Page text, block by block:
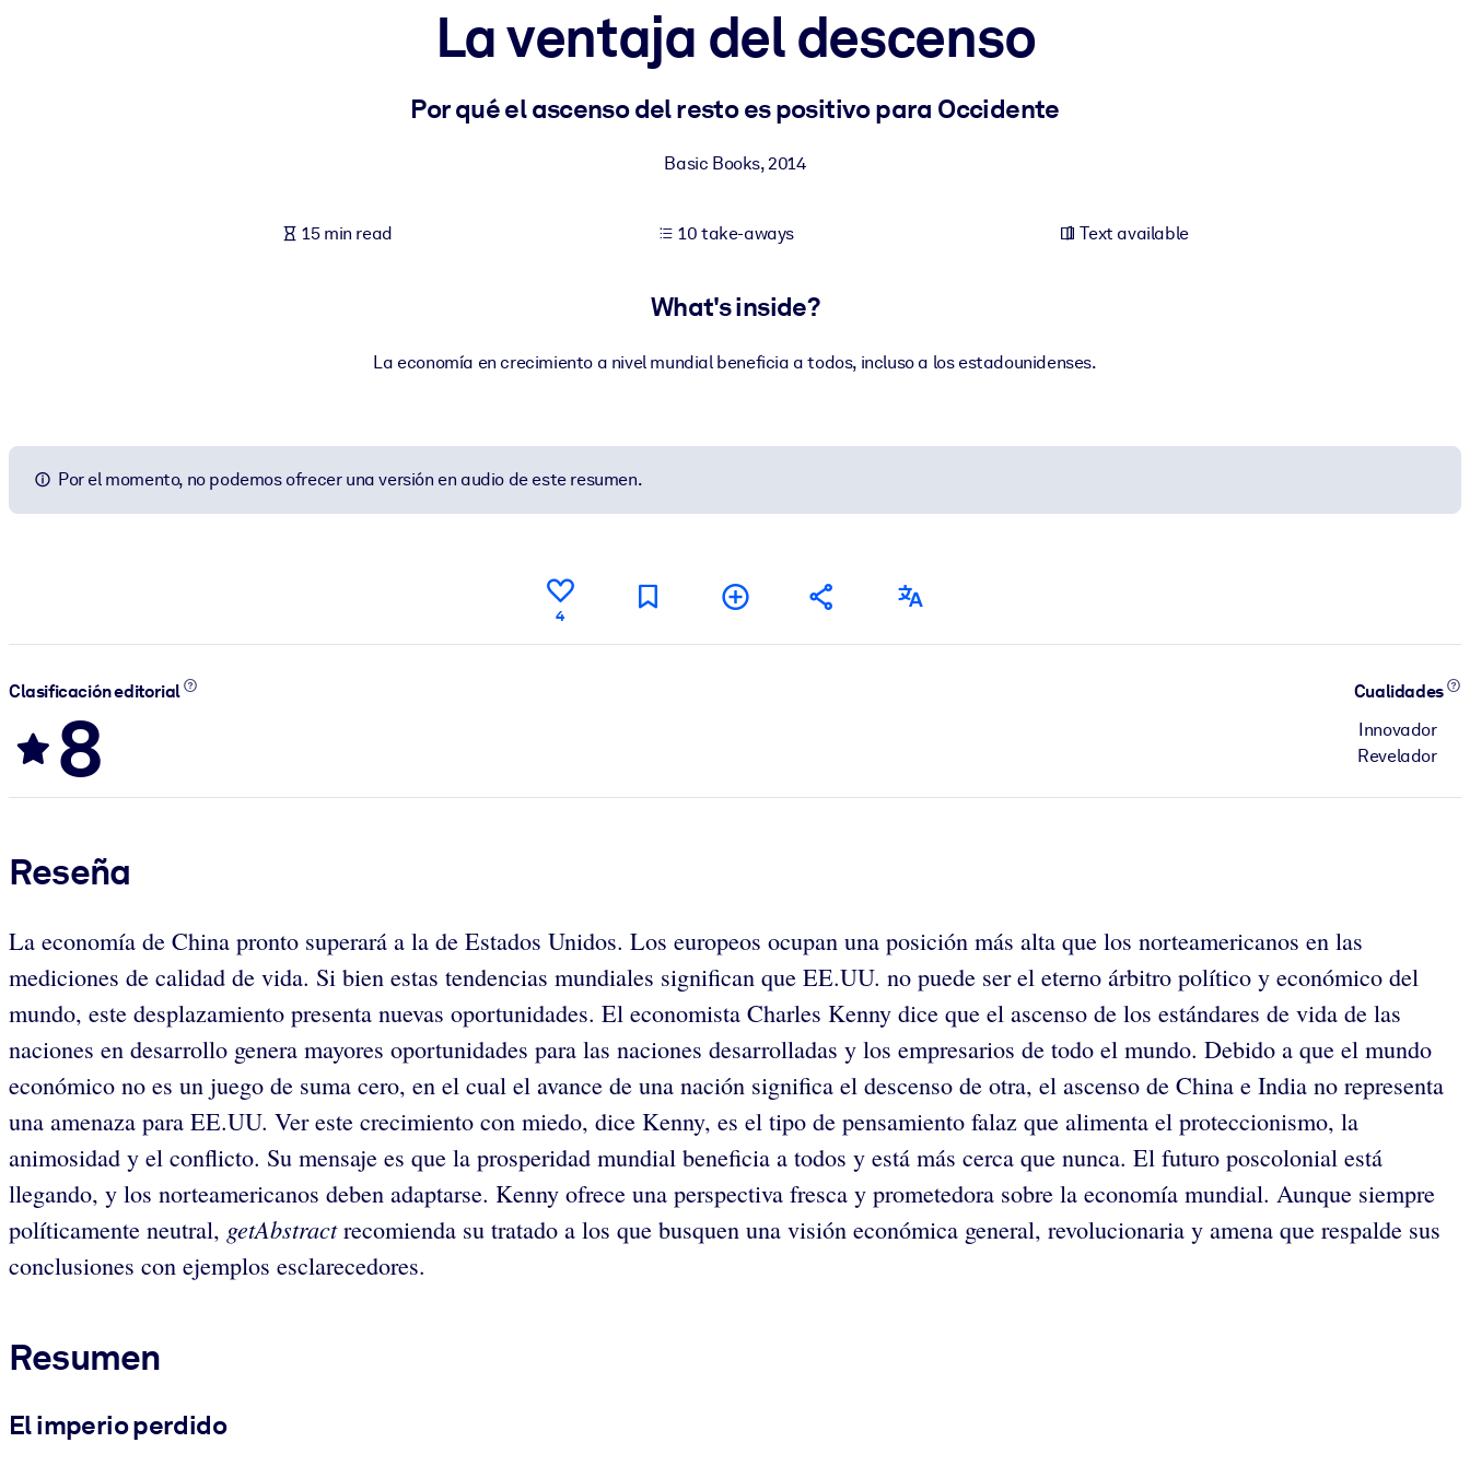
Fuel your AI systems with reliable, structured knowledge to improve outputs.
La ventaja del descenso
Por qué el ascenso del resto es positivo para Occidente
Basic Books,2014
15 min read 10 take-aways Text available
What's inside?
La economía en crecimiento a nivel mundial beneficia a todos, incluso a los estadounidenses.
Por el momento, no podemos ofrecer una versión en audio de este resumen.
4
Clasificación editorial
8
Cualidades
Innovador
Revelador
Reseña
La economía de China pronto superará a la de Estados Unidos. Los europeos ocupan una posición más alta que los norteamericanos en las
mediciones de calidad de vida. Si bien estas tendencias mundiales significan que EE.UU. no puede ser el eterno árbitro político y económico del
mundo, este desplazamiento presenta nuevas oportunidades. El economista Charles Kenny dice que el ascenso de los estándares de vida de las
naciones en desarrollo genera mayores oportunidades para las naciones desarrolladas y los empresarios de todo el mundo. Debido a que el mundo
económico no es un juego de suma cero, en el cual el avance de una nación significa el descenso de otra, el ascenso de China e India no representa
una amenaza para EE.UU. Ver este crecimiento con miedo, dice Kenny, es el tipo de pensamiento falaz que alimenta el proteccionismo, la
animosidad y el conflicto. Su mensaje es que la prosperidad mundial beneficia a todos y está más cerca que nunca. El futuro poscolonial está
llegando, y los norteamericanos deben adaptarse. Kenny ofrece una perspectiva fresca y prometedora sobre la economía mundial. Aunque siempre
políticamente neutral, getAbstractrecomienda su tratado a los que busquen una visión económica general, revolucionaria y amena que respalde sus
conclusiones con ejemplos esclarecedores.
Resumen
El imperio perdido